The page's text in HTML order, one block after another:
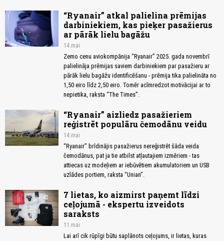
“Ryanair” atkal palielina prēmijas
darbiniekiem, kas pieķer pasažierus
ar pārāk lielu bagāžu
14.mai
Zemo cenu aviokompānija “Ryanair” 2025. gada novembrī
palielināja prēmijas saviem darbiniekiem par pasažieru ar
pārāk lielu bagāžu identificēšanu - prēmija tika palielināta no
1,50 eiro līdz 2,50 eiro. Tomēr acīmredzot motivācijai ar to
nepietika, raksta “The Times”.
“Ryanair” aizliedz pasažieriem
reģistrēt populāru čemodānu veidu
14.mai
“Ryanair” brīdinājis pasažierus nereģistrēt šāda veida
čemodānus, pat ja tie atbilst atļautajiem izmēriem - tas
attiecas uz modeļiem ar iebūvētiem akumulatoriem un USB
uzlādes portiem, raksta “Unian”.
7 lietas, ko aizmirst paņemt līdzi
ceļojumā - ekspertu izveidots
saraksts
11.mai
Lai arī cik rūpīgi būtu saplānots ceļojums, ir lietas, kuras